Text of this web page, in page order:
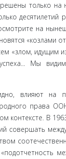
только
на
«козлами
«злом, идущим
успеха... Мы
влияют на
права
кон­тексте. В
со­вершать